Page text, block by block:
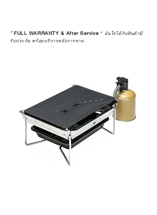
STUDIO และร้านตัวแทนจำหน่ายที่
ได้รับการแต่งตั้งอย่างเป็นทางการ จะ
เป็นการให้คำแนะนำ การดูแลสินค้า
หรือการแก้ไขปัญหาที่อาจเกิดขึ้นใน
อนาคต
ก่อนตัดสินใจซื้อสินค้า เราอยาก
แนะนำให้คุณสอบถามทุกครั้งว่า ร้าน
ค้าที่คุณกำลังเลือกซื้อนั้น มีการรับ
ประกันสินค้าจากตัวแทนจำหน่าย
*FULL WARRANTY & After Service * มั่นใจได้กับสินค้ามี
รับประกัน พร้อมบริการหลังการขาย